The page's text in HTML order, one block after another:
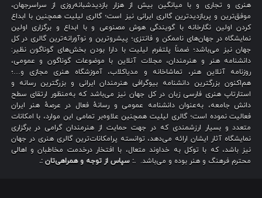
هنری و تجاری و با میانگین بیش از هزار بازدیدشبانه‌روزی از سراسرجهان،
موفق‌ترین و پربازدیدترین گالری ایرانی نیز است؛ گالری لیلیت همچنین با ابداع
کردن اولین نگارخانه با گویندگی هوش مصنوعی و با ابداع و برگزاری اولین
نمایشگاه در جهان‌های ناممکن و فانتزی؛ پیشروترین و نوآورانه‌ترین گالری در کل
جهان نیز می‌باشد؛ ضمناً پلتفرم لیلیت با دارا بودن بخش‌های گوناگون نظیر:
دانشنامه هنر و هنرمندان، مجلات آنلاین با موضوعات گوناگون و عمومی،
روزنامه آنلاین هنر، تماشاخانه و مدیاکلاب، آموزشگاه هنری مجازی و…؛
هم‌اکنون بزرگترین دانشنامه بیوگرافی هنرمندان ایرانی و بزرگترین رسانه و
استارتاپ هنری فارسی زبان در کل جهان نیز می‌باشد که به‌منظور ارتقای سطح
دانش جامعه، به‌عنوان دانشنامه عمومی و رسانهٔ فعال در عرصهٔ هنر ایران
فعالیت نموده است؛ گالری لیلیت همچنین علاوه‌بر تمامی این موارد، با امکانات
متعدد و بسیار ارزشمندی که در جهت حمایت از هنرمندان گرامی در برگزاری
نمایشگاه آثار ایشان ارائه می‌دهد، توانسته پرامکانات‌ترین گالری هنری در جهان
نیز باشد، که با توکل به خداوند متعال، با افتخار درخدمت مخاطبان و اهالی
محترم فرهنگ و هنر بوده و می‌باشد. .: سپاس از توجه و همراهی‌تان :.